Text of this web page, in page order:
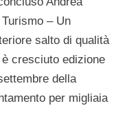
– Un
salto di qualità
cresciuto edizione
della
per migliaia